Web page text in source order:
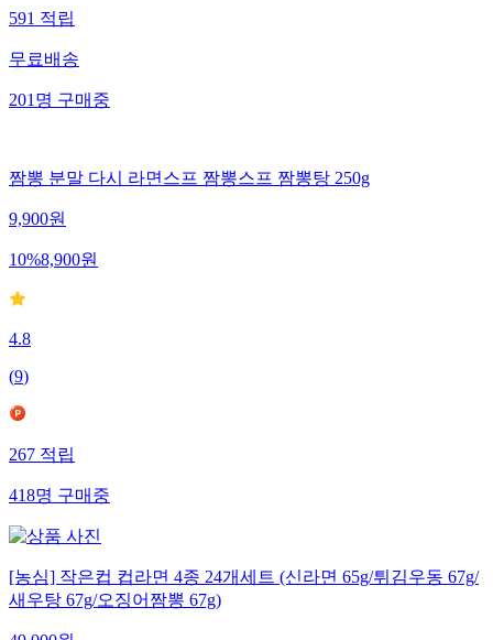
591 적립
무료배송
201 명 구매중
짬뽕 분말 다시 라면스프 짬뽕스프 짬뽕탕 250g
9,900원
10%8,900원
4.8
(9)
267적립
418명구매중
[농심] 작은컵 컵라면 4종 24개세트 (신라면 65g/튀김우동 67g/
새우탕 67g/오징어짬뽕 67g)